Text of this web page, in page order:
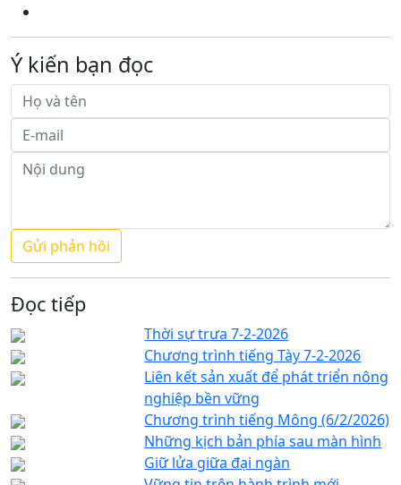
Ý kiến bạn đọc
Đọc tiếp
Thời sự trưa 7-2-2026
Chương trình tiếng Tày 7-2-2026
Liên kết sản xuất để phát triển nông
nghiệp bền vững
Chương trình tiếng Mông (6/2/2026)
Những kịch bản phía sau màn hình
Giữ lửa giữa đại ngàn